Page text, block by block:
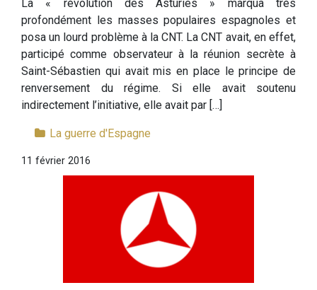
La « révolution des Asturies » marqua très
profondément les masses populaires espagnoles et
posa un lourd problème à la CNT. La CNT avait, en effet,
participé comme observateur à la réunion secrète à
Saint-Sébastien qui avait mis en place le principe de
renversement du régime. Si elle avait soutenu
indirectement l’initiative, elle avait par […]
La guerre d'Espagne
11 février 2016